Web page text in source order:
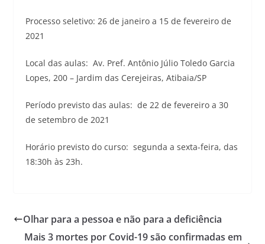
Processo seletivo: 26 de janeiro a 15 de fevereiro de
2021
Local das aulas: Av. Pref. Antônio Júlio Toledo Garcia
Lopes, 200 – Jardim das Cerejeiras, Atibaia/SP
Período previsto das aulas: de 22 de fevereiro a 30
de setembro de 2021
Horário previsto do curso: segunda a sexta-feira, das
18:30h às 23h.
Olhar para a pessoa e não para a deficiência
Mais 3 mortes por Covid-19 são confirmadas em